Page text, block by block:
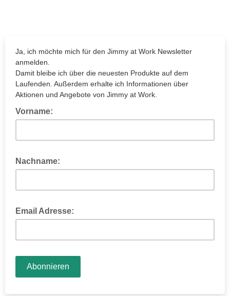
Ja, ich möchte mich für den Jimmy at Work Newsletter
anmelden.
Damit bleibe ich über die neuesten Produkte auf dem
Laufenden. Außerdem erhalte ich Informationen über
Aktionen und Angebote von Jimmy at Work.
Vorname:
Nachname:
Email Adresse: